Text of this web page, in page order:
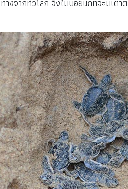
งจากทั่วโลก จึงไม่บ่อยนักที่จะมีเต่